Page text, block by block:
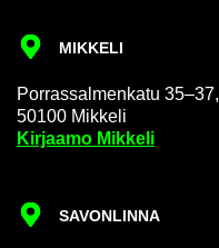
MIK­KE­LI
Por­ras­sal­men­ka­tu 35–37,
50100 Mik­ke­li
Kir­jaa­mo Mik­ke­li
SA­VON­LIN­NA